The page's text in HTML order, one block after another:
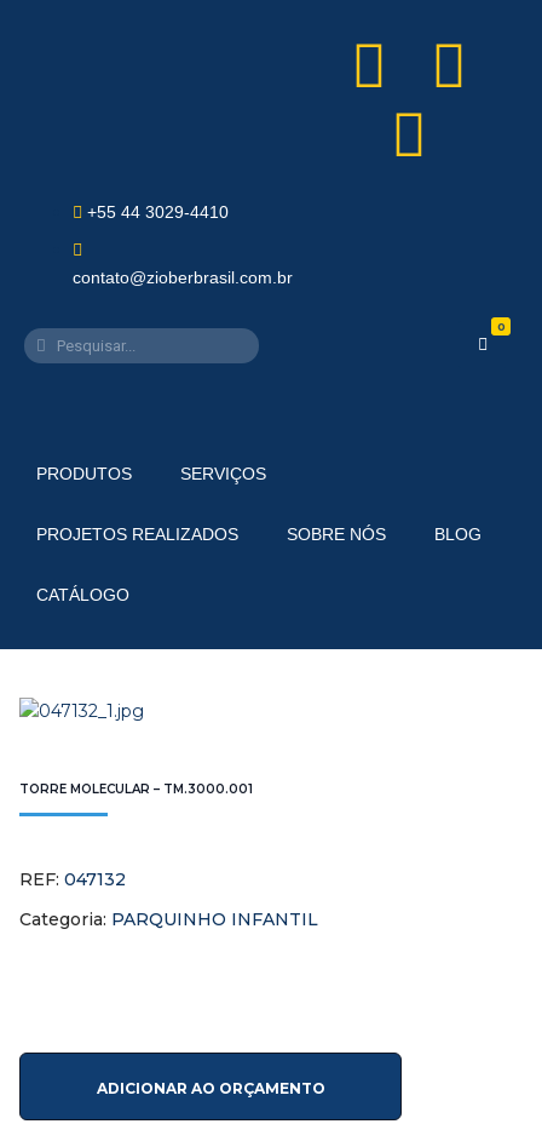
+55 44 3029-4410
contato@zioberbrasil.com.br
0
PRODUTOS SERVIÇOS
PROJETOS REALIZADOS SOBRE NÓS BLOG
CATÁLOGO
TORRE MOLECULAR – TM.3000.001
REF: 047132
Categoria: PARQUINHO INFANTIL
ADICIONAR AO ORÇAMENTO